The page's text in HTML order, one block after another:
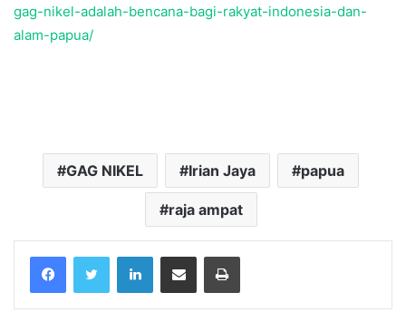
gag-nikel-adalah-bencana-bagi-rakyat-indonesia-dan-
alam-papua/
GAG NIKEL Irian Jaya papua
raja ampat
FacebookTwitter LinkedInShare via Email Print